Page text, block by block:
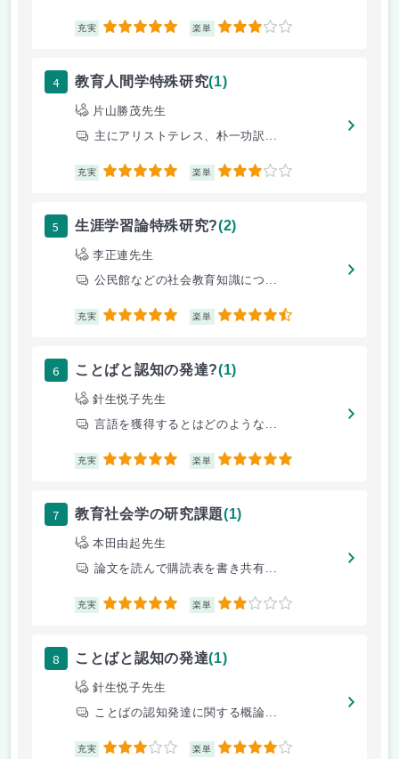
充実 5 楽単 3
4 教育人間学特殊研究(1)
片山勝茂先生
主にアリストテレス、朴一功訳...
充実 5 楽単 3
5 生涯学習論特殊研究?(2)
李正連先生
公民館などの社会教育知識につ...
充実 5 楽単 4.5
6 ことばと認知の発達?(1)
針生悦子先生
言語を獲得するとはどのような...
充実 5 楽単 5
7 教育社会学の研究課題(1)
本田由起先生
論文を読んで購読表を書き共有...
充実 5 楽単 2
8 ことばと認知の発達(1)
針生悦子先生
ことばの認知発達に関する概論...
充実 3 楽単 4